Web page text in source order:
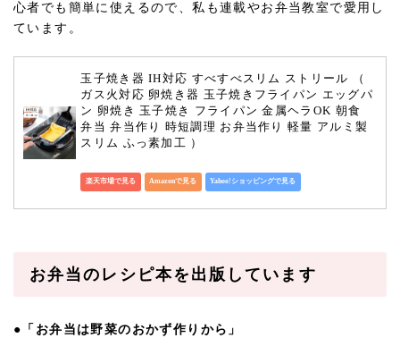
心者でも簡単に使えるので、私も連載やお弁当教室で愛用し
ています。
玉子焼き器 IH対応 すべすべスリム ストリール （
ガス火対応 卵焼き器 玉子焼きフライパン エッグパ
ン 卵焼き 玉子焼き フライパン 金属ヘラOK 朝食
弁当 弁当作り 時短調理 お弁当作り 軽量 アルミ製
スリム ふっ素加工 ）
楽天市場で見る Amazonで見る Yahoo!ショッピングで見る
お弁当のレシピ本を出版しています
● 「お弁当は野菜のおかず作りから」